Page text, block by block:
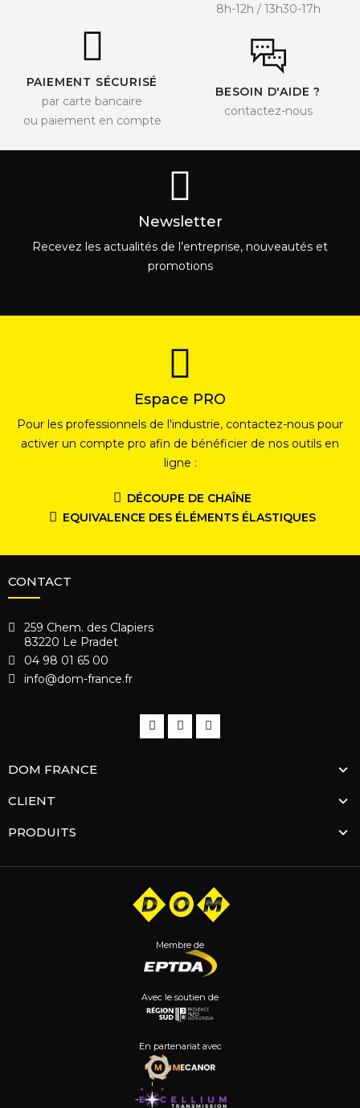
8h-12h / 13h30-17h
PAIEMENT SÉCURISÉ
par carte bancaire
ou paiement en compte
BESOIN D'AIDE ?
contactez-nous
Newsletter
Recevez les actualités de l’entreprise, nouveautés et
promotions
Espace PRO
Pour les professionnels de l'industrie, contactez-nous pour
activer un compte pro afin de bénéficier de nos outils en
ligne :
DÉCOUPE DE CHAÎNE
EQUIVALENCE DES ÉLÉMENTS ÉLASTIQUES
CONTACT
259 Chem. des Clapiers
83220 Le Pradet
04 98 01 65 00
info@dom-france.fr
DOM FRANCE
CLIENT
PRODUITS
Membre de
Avec le soutien de
En partenariat avec